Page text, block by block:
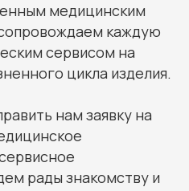
медицинским
каждую
сервисом на
цикла изделия.
нам заявку на
рады знакомству и